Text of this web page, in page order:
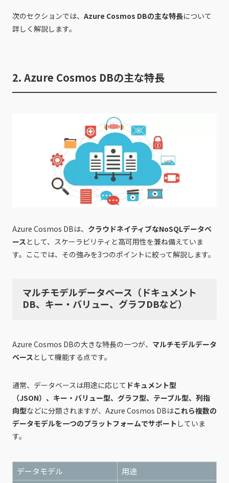
次のセクションでは、 Azure Cosmos DBの主な特長について
詳しく解説します。
2. Azure Cosmos DBの主な特長
Azure Cosmos DBは、 クラウドネイティブなNoSQLデータベ
ースとして、スケーラビリティと高可用性を兼ね備えていま
す。ここでは、その強みを3つのポイントに絞って解説します。
マルチモデルデータベース（ドキュメント
DB、キー・バリュー、グラフDBなど）
Azure Cosmos DBの大きな特長の一つが、 マルチモデルデータ
ベースとして機能する点です。
通常、データベースは用途に応じて ドキュメント型
（JSON）、キー・バリュー型、グラフ型、テーブル型、列指
向型などに分類されますが、Azure Cosmos DBはこれら複数の
データモデルを一つのプラットフォームでサポート していま
す。
データモデル
用途